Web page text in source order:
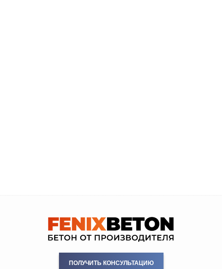
ПОЛУЧИТЬ КОНСУЛЬТАЦИЮ